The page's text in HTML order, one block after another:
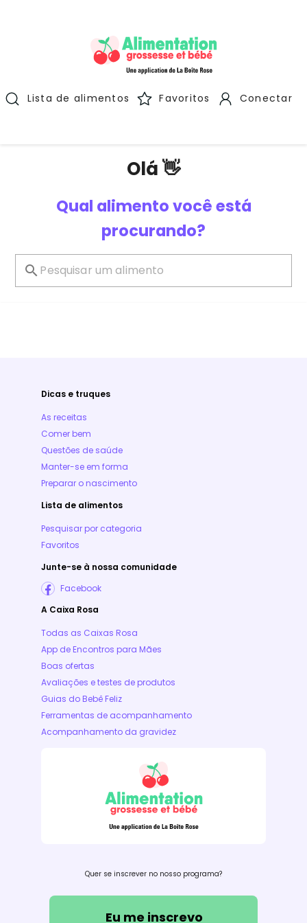
Lista de alimentos Favoritos Conectar
Olá 👋
Qual alimento você está
procurando?
Dicas e truques
As receitas
Comer bem
Questões de saúde
Manter-se em forma
Preparar o nascimento
Lista de alimentos
Pesquisar por categoria
Favoritos
Junte-se à nossa comunidade
Facebook
A Caixa Rosa
Todas as Caixas Rosa
App de Encontros para Mães
Boas ofertas
Avaliações e testes de produtos
Guias do Bebê Feliz
Ferramentas de acompanhamento
Acompanhamento da gravidez
Quer se inscrever no nosso programa?
Eu me inscrevo